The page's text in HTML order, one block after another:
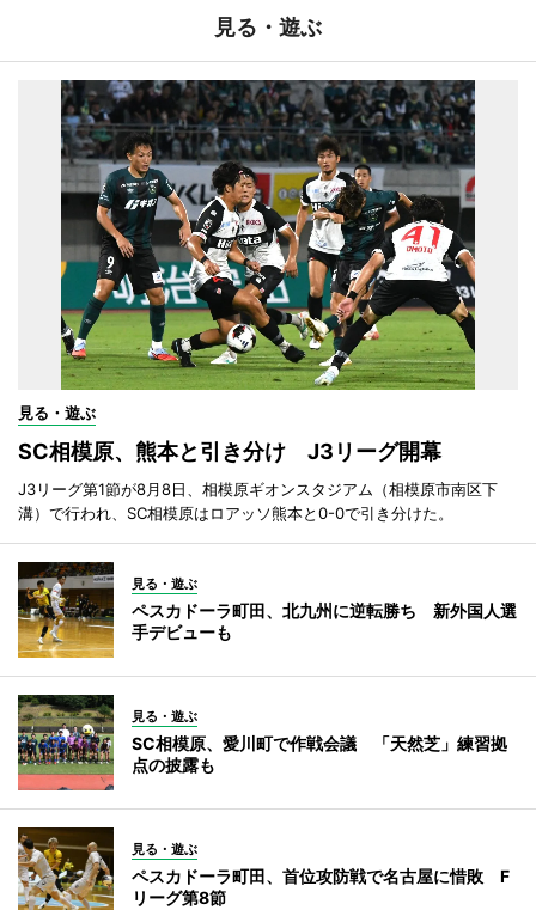
見る・遊ぶ
見る・遊ぶ
SC相模原、熊本と引き分け J3リーグ開幕
J3リーグ第1節が8月8日、相模原ギオンスタジアム（相模原市南区下
溝）で行われ、SC相模原はロアッソ熊本と0-0で引き分けた。
見る・遊ぶ
ペスカドーラ町田、北九州に逆転勝ち 新外国人選
手デビューも
見る・遊ぶ
SC相模原、愛川町で作戦会議 「天然芝」練習拠
点の披露も
見る・遊ぶ
ペスカドーラ町田、首位攻防戦で名古屋に惜敗 F
リーグ第8節